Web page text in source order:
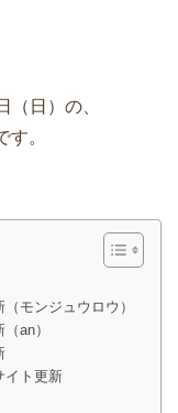
日）の、
。
モンジュウロウ）
an）
イト更新